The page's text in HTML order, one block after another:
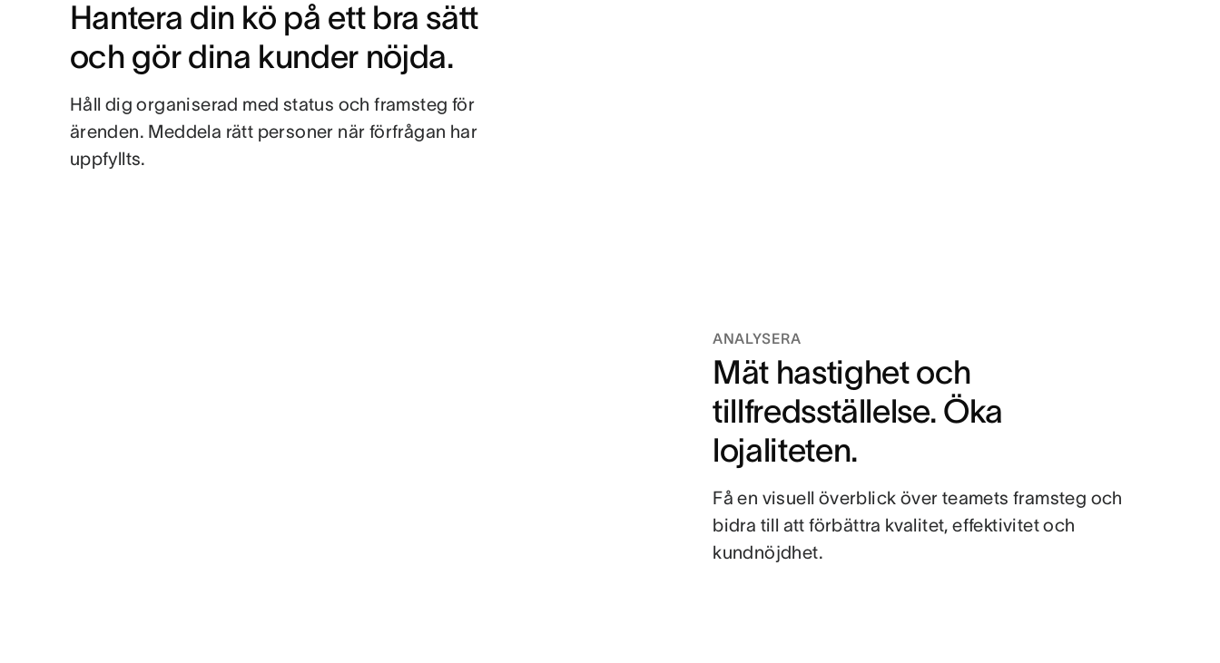
Hantera din kö på ett bra sätt
och gör dina kunder nöjda.
Håll dig organiserad med status och framsteg för
ärenden. Meddela rätt personer när förfrågan har
uppfyllts.
ANALYSERA
Mät hastighet och
tillfredsställelse. Öka
lojaliteten.
Få en visuell överblick över teamets framsteg och
bidra till att förbättra kvalitet, effektivitet och
kundnöjdhet.